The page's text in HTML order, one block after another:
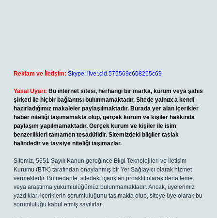
Reklam ve İletişim: Skype: live:.cid.575569c608265c69
Yasal Uyarı: Bu internet sitesi, herhangi bir marka, kurum veya şahıs
şirketi ile hiçbir bağlantısı bulunmamaktadır. Sitede yalnızca kendi
hazırladığımız makaleler paylaşılmaktadır. Burada yer alan içerikler
haber niteliği taşımamakta olup, gerçek kurum ve kişiler hakkında
paylaşım yapılmamaktadır. Gerçek kurum ve kişiler ile isim
benzerlikleri tamamen tesadüfidir. Sitemizdeki bilgiler taslak
halindedir ve tavsiye niteliği taşımazlar.
Sitemiz, 5651 Sayılı Kanun gereğince Bilgi Teknolojileri ve İletişim
Kurumu (BTK) tarafından onaylanmış bir Yer Sağlayıcı olarak hizmet
vermektedir. Bu nedenle, sitedeki içerikleri proaktif olarak denetleme
veya araştırma yükümlülüğümüz bulunmamaktadır. Ancak, üyelerimiz
yazdıkları içeriklerin sorumluluğunu taşımakta olup, siteye üye olarak bu
sorumluluğu kabul etmiş sayılırlar.